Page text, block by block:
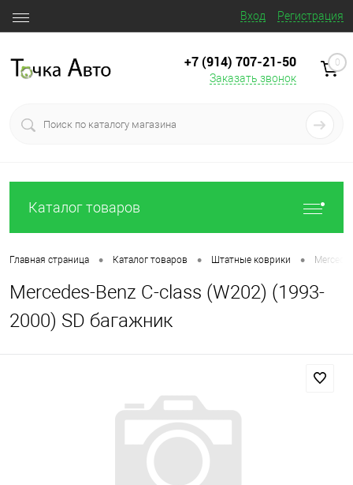
Вход Регистрация
+7 (914) 707‒21‒50
Заказать звонок
0
Каталог товаров
Главная страница • Каталог товаров • Штатные коврики •
Mercedes-Benz C-class (W202) (1993-
2000) SD багажник